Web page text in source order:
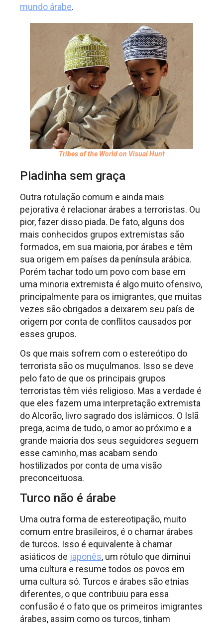
mundo árabe.
Tribes of the World on Visual Hunt
Piadinha sem graça
Outra rotulação comum e ainda mais
pejorativa é relacionar árabes a terroristas. Ou
pior, fazer disso piada. De fato, alguns dos
mais conhecidos grupos extremistas são
formados, em sua maioria, por árabes e têm
sua origem em países da península arábica.
Porém tachar todo um povo com base em
uma minoria extremista é algo muito ofensivo,
principalmente para os imigrantes, que muitas
vezes são obrigados a deixarem seu país de
origem por conta de conflitos causados por
esses grupos.
Os que mais sofrem com o estereótipo do
terrorista são os muçulmanos. Isso se deve
pelo fato de que os principais grupos
terroristas têm viés religioso. Mas a verdade é
que eles fazem uma interpretação extremista
do Alcorão, livro sagrado dos islâmicos. O Islã
prega, acima de tudo, o amor ao próximo e a
grande maioria dos seus seguidores seguem
esse caminho, mas acabam sendo
hostilizados por conta de uma visão
preconceituosa.
Turco não é árabe
Uma outra forma de estereotipação, muito
comum entre brasileiros, é o chamar árabes
de turcos. Isso é equivalente à chamar
asiáticos de japonês, um rótulo que diminui
uma cultura e resume todos os povos em
uma cultura só. Turcos e árabes são etnias
diferentes, o que contribuiu para essa
confusão é o fato que os primeiros imigrantes
árabes, assim como os turcos, tinham